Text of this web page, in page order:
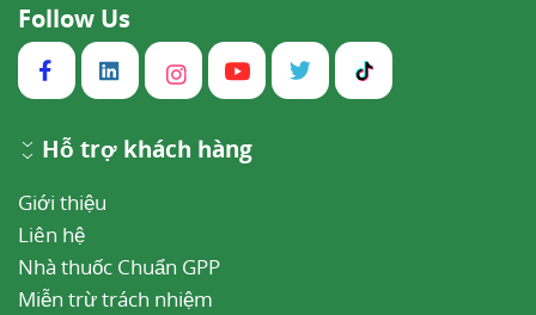
Follow Us
Hỗ trợ khách hàng
Giới thiệu
Liên hệ
Nhà thuốc Chuẩn GPP
Miễn trừ trách nhiệm